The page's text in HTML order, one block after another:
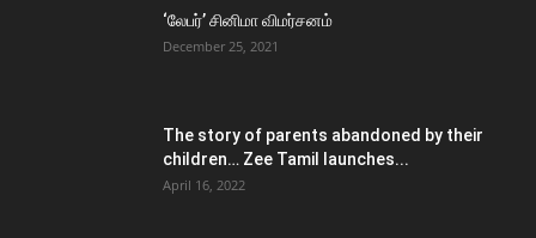
‘லேபர்’ சினிமா விமர்சனம்
December 25, 2021
The story of parents abandoned by their
children… Zee Tamil launches...
April 16, 2022